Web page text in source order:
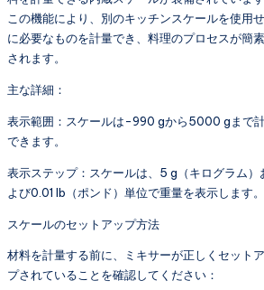
この機能により、別のキッチンスケールを使用
に必要なものを計量でき、料理のプロセスが簡
されます。
主な詳細：
表示範囲：スケールは-990 gから5000 gまで
できます。
表示ステップ：スケールは、5 g（キログラム）
よび0.01 lb（ポンド）単位で重量を表示します。
スケールのセットアップ方法
材料を計量する前に、ミキサーが正しくセット
プされていることを確認してください：